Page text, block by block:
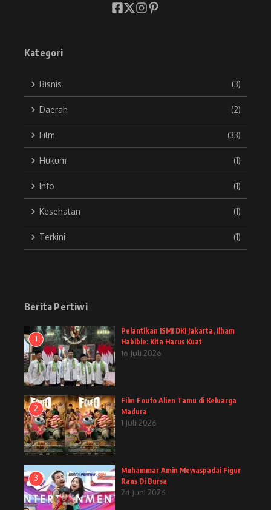
Kategori
Bisnis (3)
Daerah (2)
Film (33)
Hukum (1)
Info (1)
Kesehatan (1)
Terkini (1)
Berita Pertiwi
1
Pelantikan ISMI DKI Jakarta, Ilham
Habibie: Kita Harus Kuat
16 Juli 2026
2
Film Foufo Alien Tamu di Keluarga
Madura
1 Juli 2026
3
Muhammar Amin Mewaspadai Figur
Rans Di Bursa
24 Juni 2026